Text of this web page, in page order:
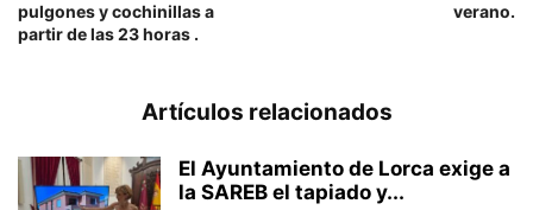
pulgones y cochinillas a
partir de las 23 horas .
verano.
Artículos relacionados
El Ayuntamiento de Lorca exige a
la SAREB el tapiado y...